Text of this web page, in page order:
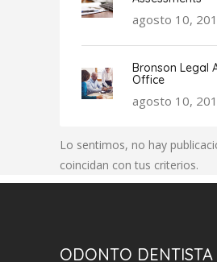
agosto 10,
Bronson Legal
Office
agosto 10,
Lo sentimos, no hay
coincidan con tus criterios.
ODONTO DENTISTA